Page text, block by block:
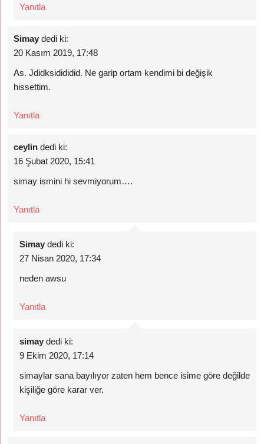
Yanıtla
Simay dedi ki:
20 Kasım 2019, 17:48
As. Jdidksidididid. Ne garip ortam kendimi bi değişik
hissettim.
Yanıtla
ceylin dedi ki:
16 Şubat 2020, 15:41
simay ismini hi sevmiyorum….
Yanıtla
Simay dedi ki:
27 Nisan 2020, 17:34
neden awsu
Yanıtla
simay dedi ki:
9 Ekim 2020, 17:14
simaylar sana bayılıyor zaten hem bence isime göre değilde
kişiliğe göre karar ver.
Yanıtla